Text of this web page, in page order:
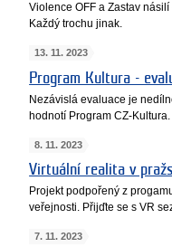
Violence OFF a Zastav
Každý trochu jinak.
13. 11. 2023
Program Kultura -
Nezávislá evaluace je
hodnotí Program CZ-Kultura.
8. 11. 2023
Virtuální realita v
Projekt podpořený z
veřejnosti. Přijďte se s VR
7. 11. 2023